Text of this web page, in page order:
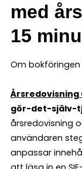
med
15
Om
Årsredovisning
gör-det-själv-
årsredovisning
användaren
anpassar